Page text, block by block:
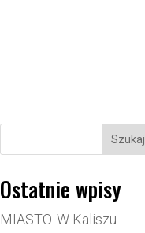
Szukaj
Ostatnie wpisy
MIASTO. W Kaliszu